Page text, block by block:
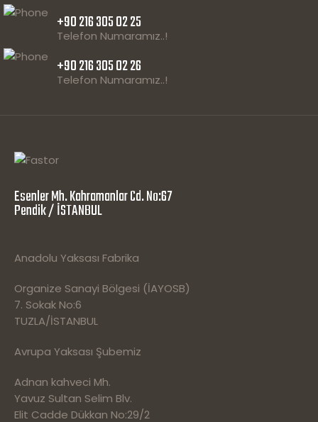
+90 216 305 02 25
Telefon Numaramız..!
+90 216 305 02 26
Telefon Numaramız..!
Esenler Mh. Kahramanlar Cd. No:67
Pendik / İSTANBUL
Anadolu Yaksası Fabrika
Organize Sanayi Bölgesi (İAYOSB)
7. Sokak No:6
TUZLA/İSTANBUL
Avrupa Yaksası Şubemiz
Adnan kahveci Mh.
Yavuz Sultan Selim Blv.
Elit Cadde Dükkan No:29/2